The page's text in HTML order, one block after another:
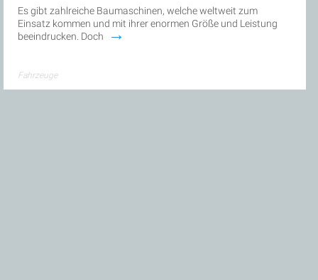
Es gibt zahlreiche Baumaschinen, welche weltweit zum
Einsatz kommen und mit ihrer enormen Größe und Leistung
beeindrucken. Doch
→
Fahrzeuge